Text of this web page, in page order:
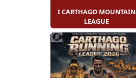
I CARTHAGO MOUNTAIN
LEAGUE